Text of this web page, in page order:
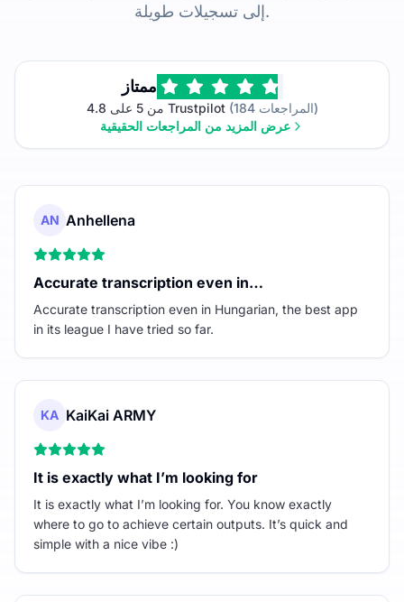
إلى تسجيلات طويلة.
ممتاز
4.8 من 5 على Trustpilot
(184 المراجعات)
عرض المزيد من المراجعات الحقيقية
AN Anhellena
Accurate transcription even in…
Accurate transcription even in Hungarian, the best app
in its league I have tried so far.
KA KaiKai ARMY
It is exactly what I’m looking for
It is exactly what I’m looking for. You know exactly
where to go to achieve certain outputs. It’s quick and
simple with a nice vibe :)